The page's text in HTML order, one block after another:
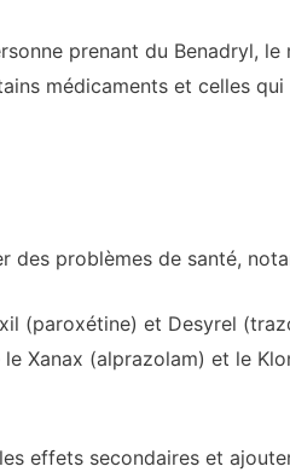
prenant du Benadryl,
médicaments et celles
des problèmes de santé,
(paroxétine) et Desyrel
Xanax (alprazolam) et le
effets secondaires et